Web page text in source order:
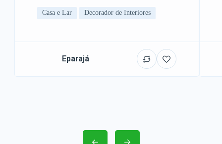
Casa e Lar Decorador de Interiores
Eparajá